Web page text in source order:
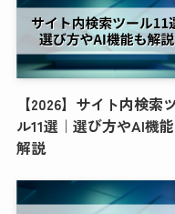
【2026】サイト内検索
ル11選｜選び方やAI機
解説